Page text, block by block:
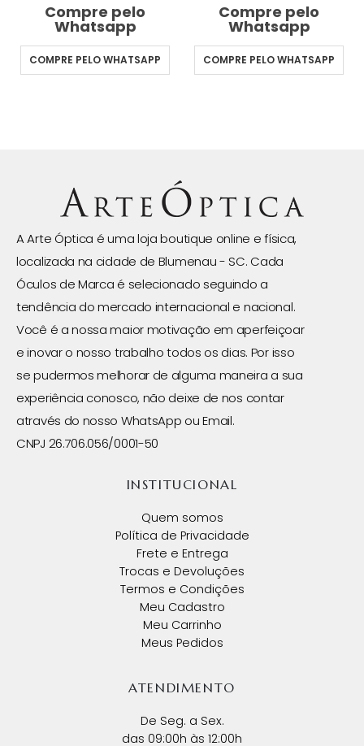
Compre pelo
Whatsapp
COMPRE PELO WHATSAPP
Compre pelo
Whatsapp
COMPRE PELO WHATSAPP
A Arte Óptica é uma loja boutique online e física,
localizada na cidade de Blumenau - SC. Cada
Óculos de Marca é selecionado seguindo a
tendência do mercado internacional e nacional.
Você é a nossa maior motivação em aperfeiçoar
e inovar o nosso trabalho todos os dias. Por isso
se pudermos melhorar de alguma maneira a sua
experiência conosco, não deixe de nos contar
através do nosso WhatsApp ou Email.
CNPJ 26.706.056/0001-50
INSTITUCIONAL
Quem somos
Política de Privacidade
Frete e Entrega
Trocas e Devoluções
Termos e Condições
Meu Cadastro
Meu Carrinho
Meus Pedidos
ATENDIMENTO
De Seg. a Sex.
das 09:00h às 12:00h